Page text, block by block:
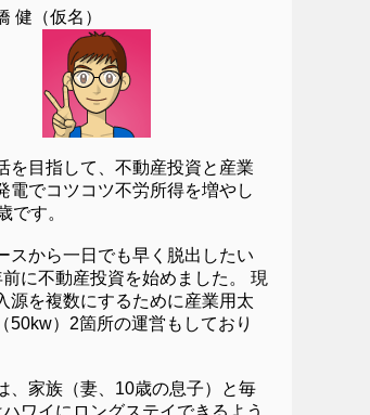
健（仮名）
を目指して、不動産投資と産業
電でコツコツ不労所得を増やし
です。
スから一日でも早く脱出したい
に不動産投資を始めました。 現
源を複数にするために産業用太
50kw）2箇所の運営もしており
、家族（妻、10歳の息子）と毎